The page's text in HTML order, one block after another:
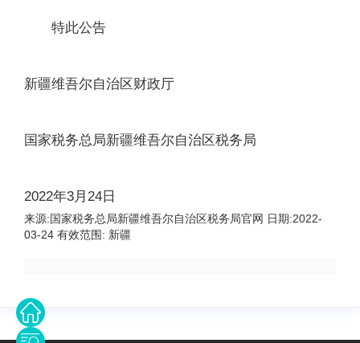
特此公告
新疆维吾尔自治区财政厅
国家税务总局新疆维吾尔自治区税务局
2022年3月24日
来源:国家税务总局新疆维吾尔自治区税务局官网 日期:2022-
03-24 有效范围: 新疆